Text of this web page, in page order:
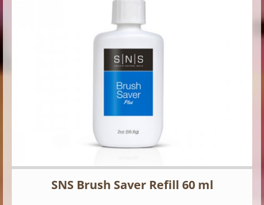
SNS Brush Saver Refill 60 ml